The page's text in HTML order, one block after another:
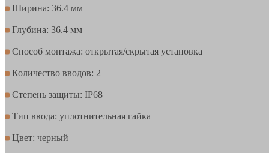
Ширина: 36.4 мм
Глубина: 36.4 мм
Способ монтажа: открытая/скрытая установка
Количество вводов: 2
Степень защиты: IP68
Тип ввода: уплотнительная гайка
Цвет: черный